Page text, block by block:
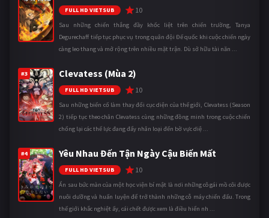
FULL HD VIETSUB 10
Sau những chiến thắng đầy khốc liệt trên chiến trường, Tanya
Degurechaff tiếp tục phục vụ trong quân đội Đế quốc khi cuộc chiến ngày
càng leo thang và mở rộng trên nhiều mặt trận. Dù sở hữu tài năn ...
#3 Clevatess (Mùa 2)
FULL HD VIETSUB 10
Sau những biến cố làm thay đổi cục diện của thế giới, Clevatess (Season
2) tiếp tục theo chân Clevatess cùng những đồng minh trong cuộc chiến
chống lại các thế lực đang đẩy nhân loại đến bờ vực diệ ...
#4 Yêu Nhau Đến Tận Ngày Cậu Biến Mất
FULL HD VIETSUB 10
Ẩn sau bức màn của một học viện bí mật là nơi những cô gái mồ côi được
nuôi dưỡng và huấn luyện để trở thành những cỗ máy chiến đấu. Trong
thế giới khắc nghiệt ấy, cái chết được xem là điều hiển nh ...